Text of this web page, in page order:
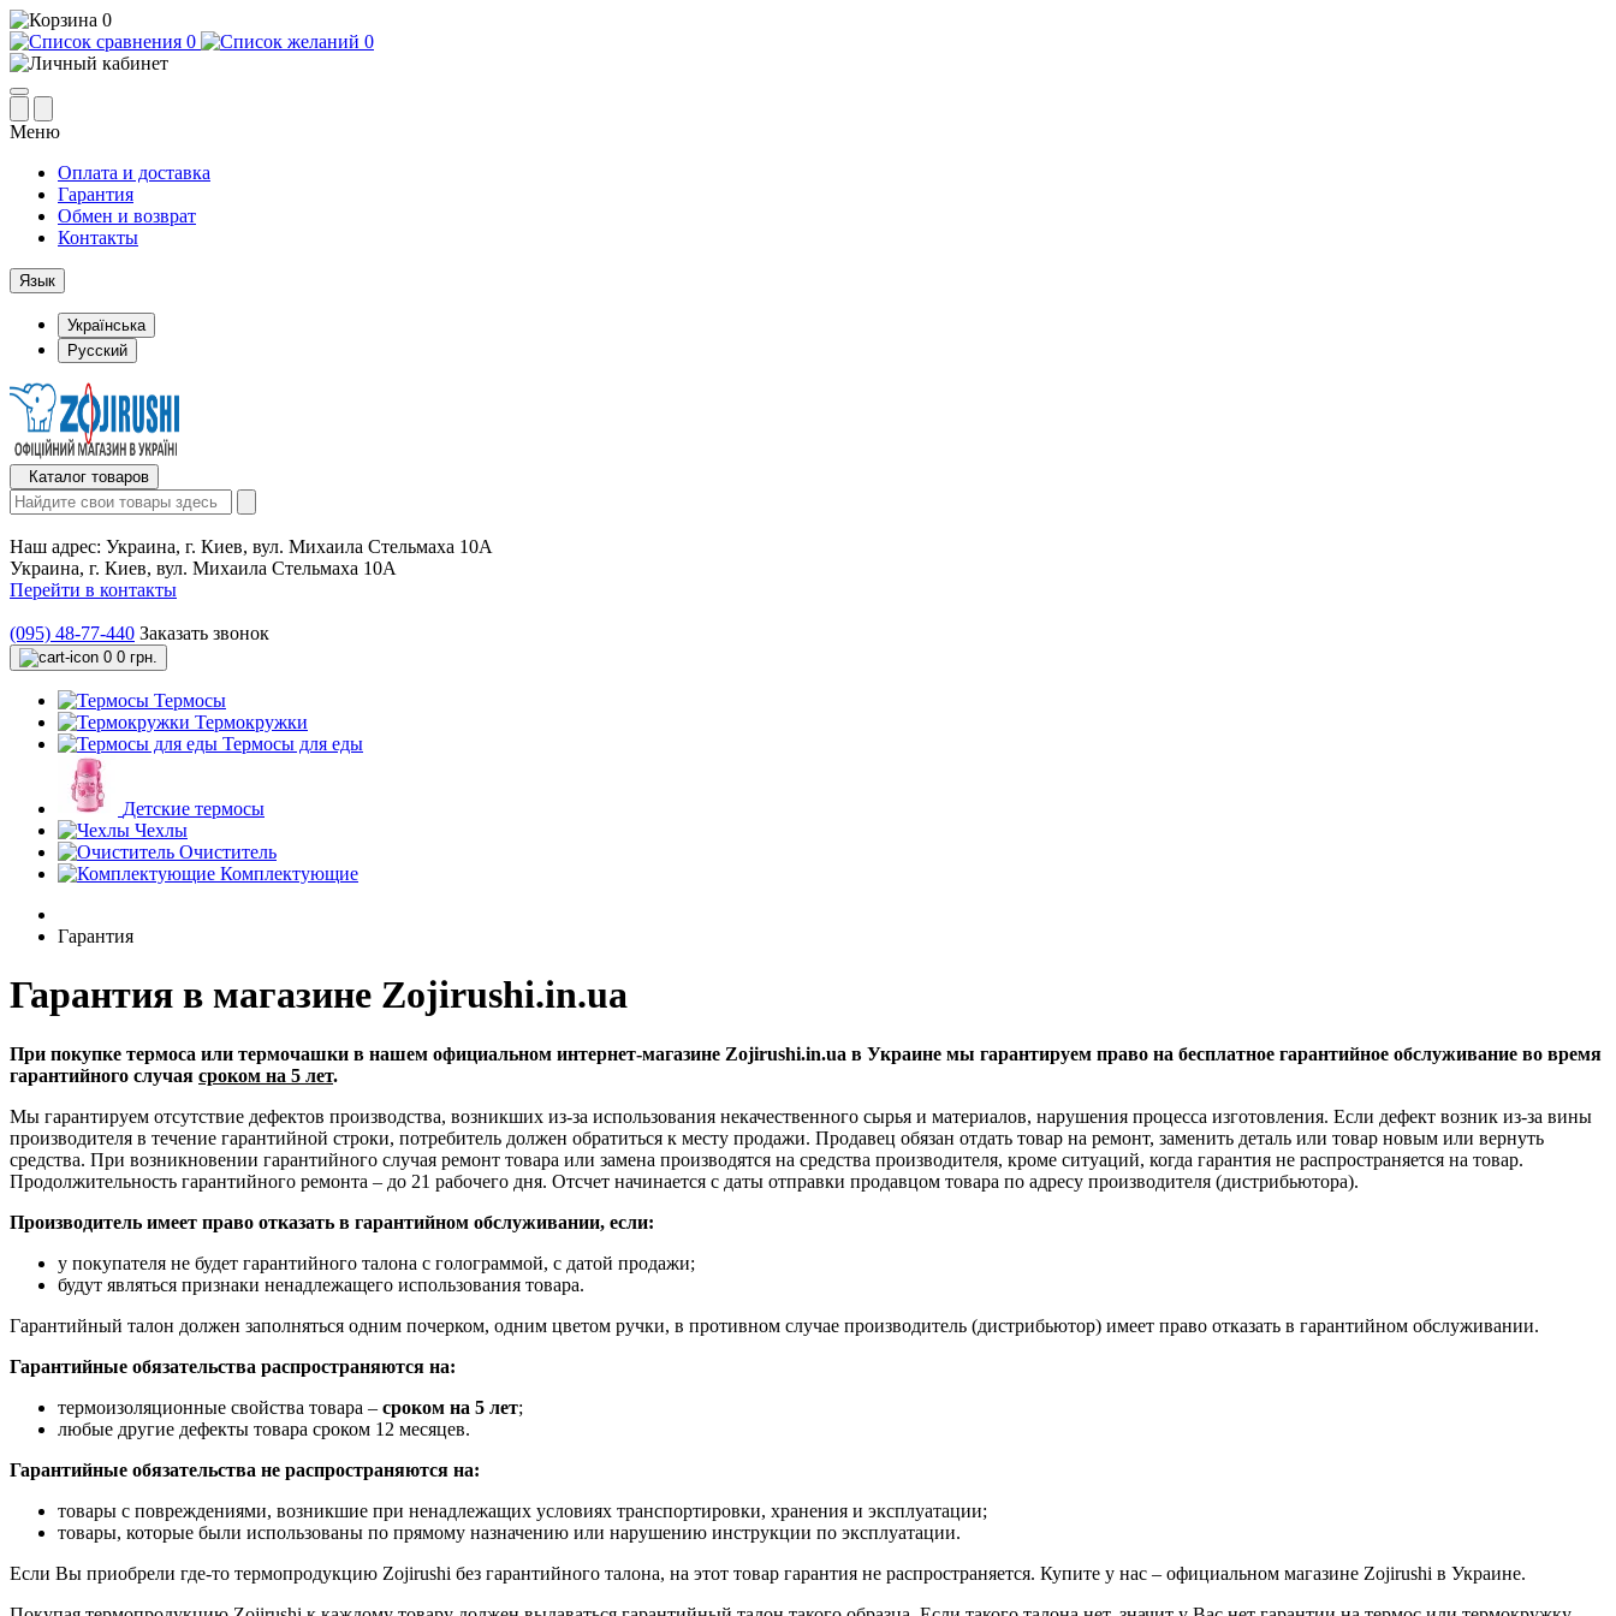
0
0
0
Меню
Оплата и доставка
Гарантия
Обмен и возврат
Контакты
Язык
Українська
Русский
Каталог товаров
Наш адрес: Украина, г. Киев, вул. Михаила Стельмаха 10А
Украина, г. Киев, вул. Михаила Стельмаха 10А
Перейти в контакты
(095) 48-77-440 Заказать звонок
0 0 грн.
Термосы
Термокружки
Термосы для еды
Детские термосы
Чехлы
Очиститель
Комплектующие
Гарантия
Гарантия в магазине Zojirushi.in.ua
При покупке термоса или термочашки в нашем официальном интернет-магазине Zojirushi.in.ua в Украине мы гарантируем право на бесплатное гарантийное обслуживание во время
гарантийного случая сроком на 5 лет.
Мы гарантируем отсутствие дефектов производства, возникших из-за использования некачественного сырья и материалов, нарушения процесса изготовления. Если дефект возник из-за вины
производителя в течение гарантийной строки, потребитель должен обратиться к месту продажи. Продавец обязан отдать товар на ремонт, заменить деталь или товар новым или вернуть
средства. При возникновении гарантийного случая ремонт товара или замена производятся на средства производителя, кроме ситуаций, когда гарантия не распространяется на товар.
Продолжительность гарантийного ремонта – до 21 рабочего дня. Отсчет начинается с даты отправки продавцом товара по адресу производителя (дистрибьютора).
Производитель имеет право отказать в гарантийном обслуживании, если:
у покупателя не будет гарантийного талона с голограммой, с датой продажи;
будут являться признаки ненадлежащего использования товара.
Гарантийный талон должен заполняться одним почерком, одним цветом ручки, в противном случае производитель (дистрибьютор) имеет право отказать в гарантийном обслуживании.
Гарантийные обязательства распространяются на:
термоизоляционные свойства товара – сроком на 5 лет;
любые другие дефекты товара сроком 12 месяцев.
Гарантийные обязательства не распространяются на:
товары с повреждениями, возникшие при ненадлежащих условиях транспортировки, хранения и эксплуатации;
товары, которые были использованы по прямому назначению или нарушению инструкции по эксплуатации.
Если Вы приобрели где-то термопродукцию Zojirushi без гарантийного талона, на этот товар гарантия не распространяется. Купите у нас – официальном магазине Zojirushi в Украине.